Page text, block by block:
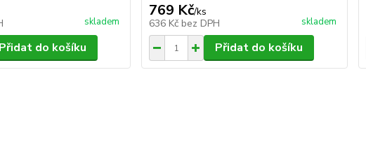
skladem
Přidat do košíku
769 Kč/ks
636 Kč bez DPH skladem
Přidat do košíku